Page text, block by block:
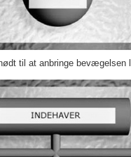
til at anbringe bevægelsen